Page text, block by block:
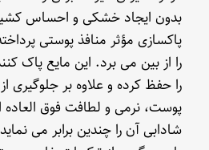
بدون ایجاد خشکی و احساس
پاکسازی مؤثر منافذ پوستی
را از بین می برد. این مایع پاک
را حفظ کرده و علاوه بر
پوست، نرمی و لطافت فوق
شادابی آن را چندین برابر می